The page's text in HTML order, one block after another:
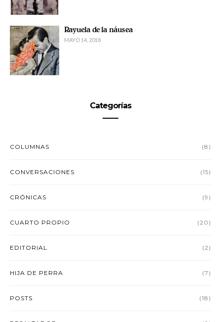
Rayuela de la náusea
MAYO 14, 2018
Categorías
COLUMNAS (8)
CONVERSACIONES (15)
CRÓNICAS (9)
CUARTO PROPIO (20)
EDITORIAL (2)
HIJA DE PERRA (7)
POSTS (18)